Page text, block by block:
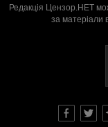
Редакція Цензор.НЕТ
за матеріали